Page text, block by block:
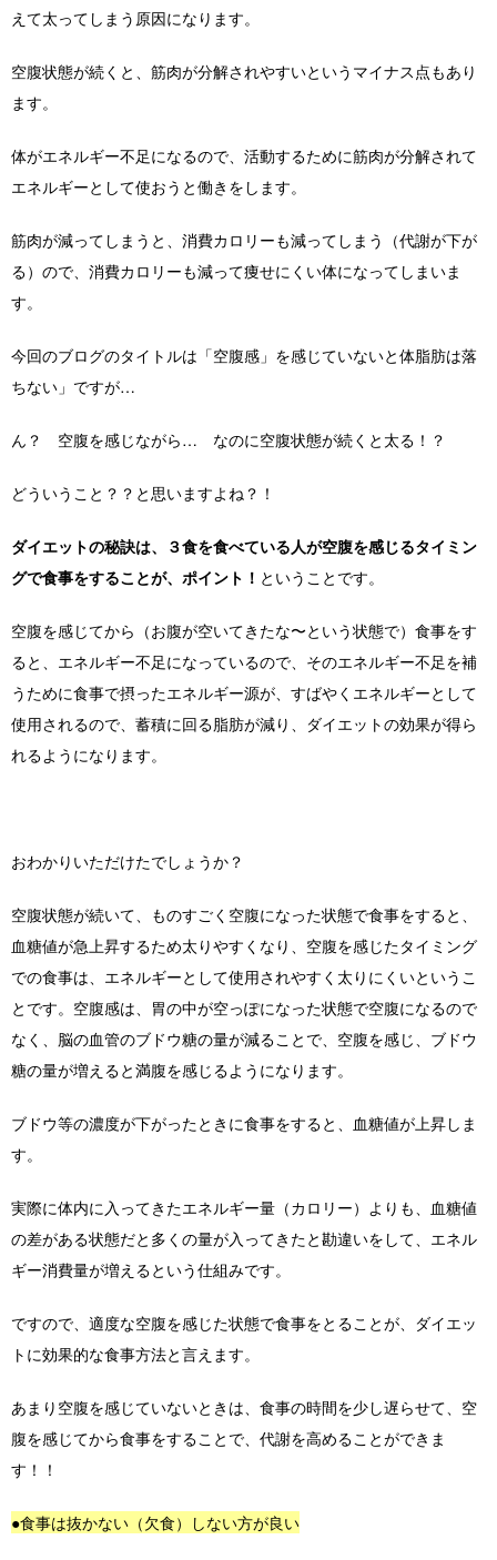
えて太ってしまう原因になります。
空腹状態が続くと、筋肉が分解されやすいというマイナス点もあり
ます。
体がエネルギー不足になるので、活動するために筋肉が分解されて
エネルギーとして使おうと働きをします。
筋肉が減ってしまうと、消費カロリーも減ってしまう（代謝が下が
る）ので、消費カロリーも減って痩せにくい体になってしまいま
す。
今回のブログのタイトルは「空腹感」を感じていないと体脂肪は落
ちない」ですが…
ん？ 空腹を感じながら… なのに空腹状態が続くと太る！？
どういうこと？？と思いますよね？！
ダイエットの秘訣は、３食を食べている人が空腹を感じるタイミン
グで食事をすることが、ポイント！ ということです。
空腹を感じてから（お腹が空いてきたな〜という状態で）食事をす
ると、エネルギー不足になっているので、そのエネルギー不足を補
うために食事で摂ったエネルギー源が、すばやくエネルギーとして
使用されるので、蓄積に回る脂肪が減り、ダイエットの効果が得ら
れるようになります。
おわかりいただけたでしょうか？
空腹状態が続いて、ものすごく空腹になった状態で食事をすると、
血糖値が急上昇するため太りやすくなり、空腹を感じたタイミング
での食事は、エネルギーとして使用されやすく太りにくいというこ
とです。空腹感は、胃の中が空っぽになった状態で空腹になるので
なく、脳の血管のブドウ糖の量が減ることで、空腹を感じ、ブドウ
糖の量が増えると満腹を感じるようになります。
ブドウ等の濃度が下がったときに食事をすると、血糖値が上昇しま
す。
実際に体内に入ってきたエネルギー量（カロリー）よりも、血糖値
の差がある状態だと多くの量が入ってきたと勘違いをして、エネル
ギー消費量が増えるという仕組みです。
ですので、適度な空腹を感じた状態で食事をとることが、ダイエッ
トに効果的な食事方法と言えます。
あまり空腹を感じていないときは、食事の時間を少し遅らせて、空
腹を感じてから食事をすることで、代謝を高めることができま
す！！
●食事は抜かない（欠食）しない方が良い